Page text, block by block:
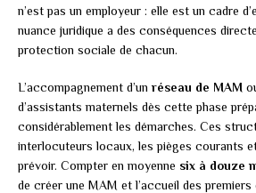
n’est pas un employeur : elle est un cadre
nuance juridique a des conséquences
protection sociale de chacun.
L’accompagnement d’un réseau de MAM
d’assistants maternels dès cette phase
considérablement les démarches. Ces
interlocuteurs locaux, les pièges courants
prévoir. Compter en moyenne six à douze
de créer une MAM et l’accueil des premiers